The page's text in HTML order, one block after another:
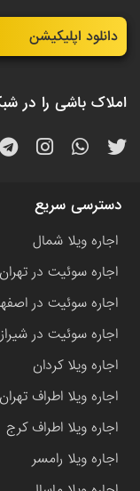
دانلود اپلیکیشن
املاک باشی را در
دسترسی سریع
اجاره ویلا شمال
اجاره سوئیت در تهران
اجاره سوئیت در
اجاره سوئیت در شیراز
اجاره ویلا کردان
اجاره ویلا اطراف تهران
اجاره ویلا اطراف کرج
اجاره ویلا رامسر